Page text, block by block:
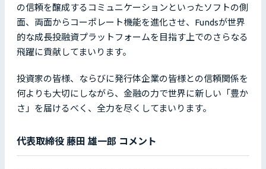
の信頼を醸成するコミュニケーションといったソフトの側
面、両面からコーポレート機能を進化させ、Fundsが世界
的な成長投融資プラットフォームを目指す上でのさらなる
飛躍に貢献してまいります。
投資家の皆様、ならびに発行体企業の皆様との信頼関係を
何よりも大切にしながら、金融の力で世界に新しい「豊か
さ」を届けるべく、全力を尽くしてまいります。
代表取締役 藤田 雄一郎 コメント